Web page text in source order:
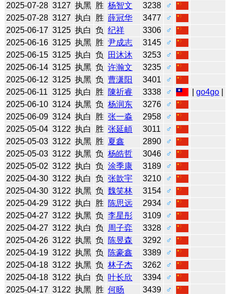
2025-07-28 3127 执黑 胜 杨智文 3238
♂
2025-07-28 3127 执白 胜 薛冠华 3477
♂
2025-06-17 3125 执白 负 纪祥 3306
♂
2025-06-16 3125 执黑 胜 尹成志 3145
♂
2025-06-15 3125 执白 负 田沐沐 3253
♂
2025-06-14 3125 执黑 负 许瀚文 3235
♂
2025-06-12 3125 执黑 负 曹潇阳 3401
♂
2025-06-11 3125 执白 胜 陳祈睿 3338 ♂ |go4go
2025-06-10 3124 执黑 负 杨润东 3276
♂
2025-06-09 3124 执白 胜 张一淼 2958
♂
2025-05-04 3122 执白 胜 张延頔 3011
♂
2025-05-03 3122 执黑 胜 夏鑫 2890
♂
2025-05-03 3122 执黑 负 杨皓哲 3046
♂
2025-05-02 3122 执白 负 涂季康 3189
♂
2025-04-30 3122 执白 负 张歆宇 3210
♂
2025-04-30 3122 执黑 负 魏笑林 3154
♂
2025-04-29 3122 执白 胜 陈思远 2934
♂
2025-04-27 3122 执黑 负 李星彤 3109
♂
2025-04-27 3122 执白 负 周子弈 3328
♂
2025-04-26 3122 执黑 负 陈昱森 3292
♂
2025-04-19 3122 执黑 负 陈豪鑫 3389
♂
2025-04-18 3122 执黑 负 林子杰 3262
♂
2025-04-18 3122 执白 负 叶长欣 3394
♂
2025-04-17 3122 执黑 胜 何旸 3439
♂